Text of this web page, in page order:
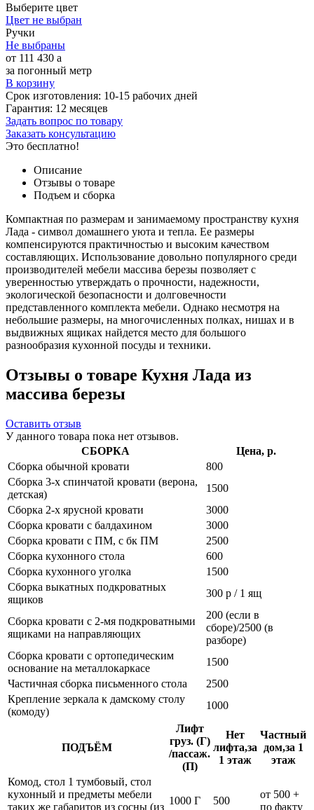
Выберите цвет
Цвет не выбран
Ручки
Не выбраны
от 111 430 a
за погонный метр
В корзину
Срок изготовления: 10-15 рабочих дней
Гарантия: 12 месяцев
Задать вопрос по товару
Заказать консультацию
Это бесплатно!
Описание
Отзывы о товаре
Подъем и сборка
Компактная по размерам и занимаемому пространству кухня
Лада - символ домашнего уюта и тепла. Ее размеры
компенсируются практичностью и высоким качеством
составляющих. Использование довольно популярного среди
производителей мебели массива березы позволяет с
уверенностью утверждать о прочности, надежности,
экологической безопасности и долговечности
представленного комплекта мебели. Однако несмотря на
небольшие размеры, на многочисленных полках, нишах и в
выдвижных ящиках найдется место для большого
разнообразия кухонной посуды и техники.
Отзывы о товаре Кухня Лада из
массива березы
Оставить отзыв
У данного товара пока нет отзывов.
СБОРКА
Цена, р.
Сборка обычной кровати
800
Сборка 3-х спинчатой кровати (верона,
детская)
1500
Сборка 2-х ярусной кровати
3000
Сборка кровати с балдахином
3000
Сборка кровати с ПМ, с бк ПМ
2500
Сборка кухонного стола
600
Сборка кухонного уголка
1500
Сборка выкатных подкроватных
ящиков
300 р / 1 ящ
Сборка кровати с 2-мя подкроватными
ящиками на направляющих
200 (если в
сборе)/2500 (в
разборе)
Сборка кровати с ортопедическим
основание на металлокаркасе
1500
Частичная сборка письменного стола
2500
Крепление зеркала к дамскому столу
(комоду)
1000
ПОДЪЁМ
Лифт
груз. (Г)
/пассаж.
(П)
Нет
лифта,за
1 этаж
Частный
дом,за 1
этаж
Комод, стол 1 тумбовый, стол
кухонный и предметы мебели
таких же габаритов из сосны (из
1000 Г 500
от 500 +
по факту